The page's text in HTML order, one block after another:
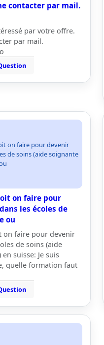
contacter par mail.
par votre offre.
par mail.
on faire pour devenir
de soins (aide soignante
on faire pour
les écoles de
ou
on faire pour devenir
de soins (aide
suisse: Je suis
quelle formation faut